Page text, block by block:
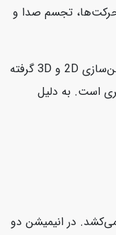
حرکت‌ها، تجسم صدا و
طراحی انیمیشن نیازمند تخصص‌های متعددی از جمله طراحی گرافیکی، انیمیشن‌سازی، نقاشی دیجیتالی و بهره‌گیری از نرم‌افزارهای پیشرفته است. از ابزارهایی مانند نرم‌افزارهای انیمیشن‌سازی 2D و 3D گرفته
است. به دلیل
در انیمیشن دو